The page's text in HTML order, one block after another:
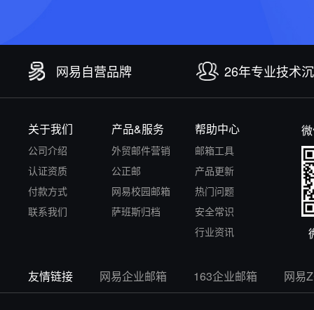
网易自营品牌 26年专业技术
关于我们
公司介绍
认证资质
付款方式
联系我们
产品&服务
外贸邮件营销
公正邮
网易校园邮箱
萨班斯归档
帮助中心
邮箱工具
产品更新
热门问题
安全常识
行业资讯
友情链接 网易企业邮箱 163企业邮箱 网易